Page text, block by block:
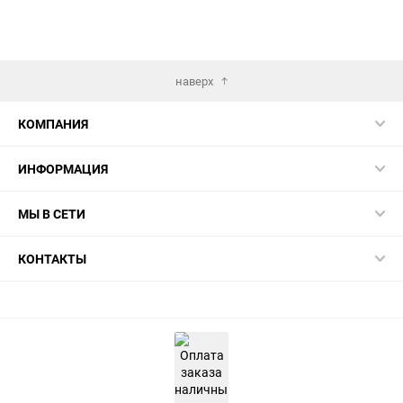
наверх
КОМПАНИЯ
ИНФОРМАЦИЯ
МЫ В СЕТИ
КОНТАКТЫ